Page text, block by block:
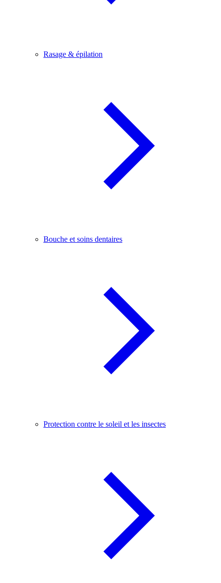
Rasage & épilation
Bouche et soins dentaires
Protection contre le soleil et les insectes